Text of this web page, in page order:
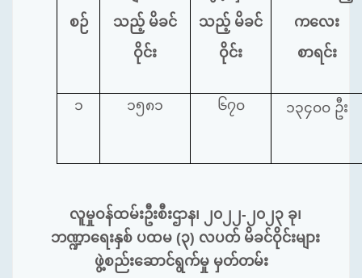
စဉ်
သည့် မိခင်
ဝိုင်း
သည့် မိခင်
ဝိုင်း
ကလေး
စာရင်း
၁ ၁၅၈၁ ၆၇၀ ၁၃၄၀၀ ဦး
လူမှုဝန်ထမ်းဦးစီးဌာန၊ ၂၀၂၂-၂၀၂၃ ခု၊
ဘဏ္ဍာရေးနှစ် ပထမ (၃) လပတ် မိခင်ဝိုင်းများ
ဖွဲ့စည်းဆောင်ရွက်မှု မှတ်တမ်း